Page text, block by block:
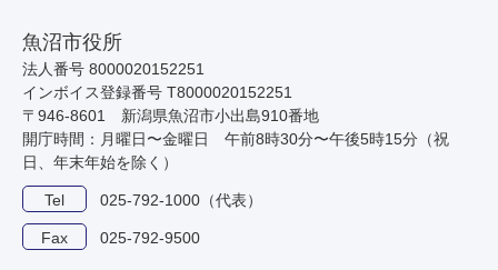
魚沼市役所
法人番号 8000020152251
インボイス登録番号 T8000020152251
〒946-8601 新潟県魚沼市小出島910番地
開庁時間：月曜日〜金曜日 午前8時30分〜午後5時15分（祝
日、年末年始を除く）
Tel 025-792-1000（代表）
Fax 025-792-9500